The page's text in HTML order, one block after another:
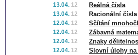
13.04. 12 Reálná čísla
13.04. 12 Racionální čísla
12.04. 12 Sčítání
12.04. 12 Zábavná
12.04. 12 Znaky
12.04. 12 Slovní úlohy